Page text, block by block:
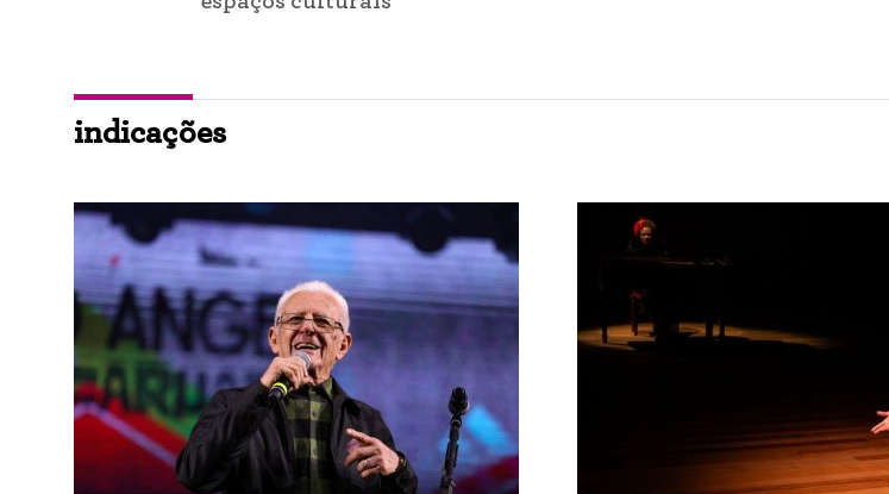
indicações